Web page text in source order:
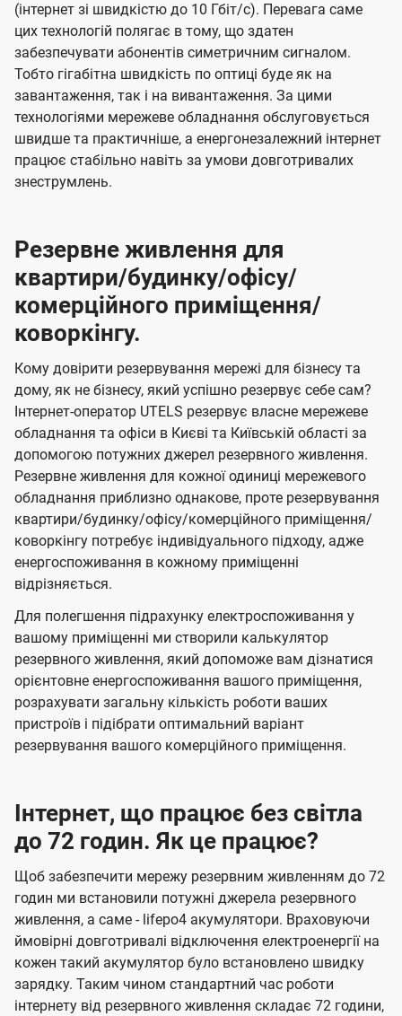
(інтернет зі швидкістю до 10 Гбіт/с). Перевага саме
цих технологій полягає в тому, що здатен
забезпечувати абонентів симетричним сигналом.
Тобто гігабітна швидкість по оптиці буде як на
завантаження, так і на вивантаження. За цими
технологіями мережеве обладнання обслуговується
швидше та практичніше, а енергонезалежний інтернет
працює стабільно навіть за умови довготривалих
знеструмлень.
Резервне живлення для
квартири/будинку/офісу/
комерційного приміщення/
коворкінгу.
Кому довірити резервування мережі для бізнесу та
дому, як не бізнесу, який успішно резервує себе сам?
Інтернет-оператор UTELS резервує власне мережеве
обладнання та офіси в Києві та Київській області за
допомогою потужних джерел резервного живлення.
Резервне живлення для кожної одиниці мережевого
обладнання приблизно однакове, проте резервування
квартири/будинку/офісу/комерційного приміщення/
коворкінгу потребує індивідуального підходу, адже
енергоспоживання в кожному приміщенні
відрізняється.
Для полегшення підрахунку електроспоживання у
вашому приміщенні ми створили калькулятор
резервного живлення, який допоможе вам дізнатися
орієнтовне енергоспоживання вашого приміщення,
розрахувати загальну кількість роботи ваших
пристроїв і підібрати оптимальний варіант
резервування вашого комерційного приміщення.
Інтернет, що працює без світла
до 72 годин. Як це працює?
Щоб забезпечити мережу резервним живленням до 72
годин ми встановили потужні джерела резервного
живлення, а саме - lifepo4 акумулятори. Враховуючи
ймовірні довготривалі відключення електроенергії на
кожен такий акумулятор було встановлено швидку
зарядку. Таким чином стандартний час роботи
інтернету від резервного живлення складає 72 години,